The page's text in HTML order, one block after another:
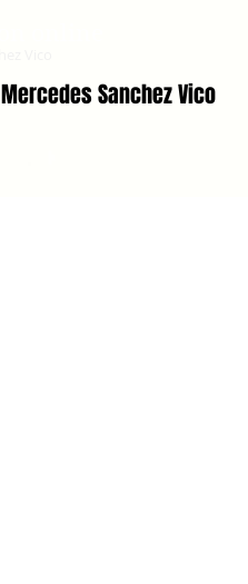
Mercedes Sanchez Vico